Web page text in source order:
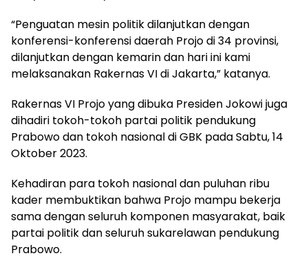
“Penguatan mesin politik dilanjutkan dengan
konferensi-konferensi daerah Projo di 34 provinsi,
dilanjutkan dengan kemarin dan hari ini kami
melaksanakan Rakernas VI di Jakarta,” katanya.
Rakernas VI Projo yang dibuka Presiden Jokowi juga
dihadiri tokoh-tokoh partai politik pendukung
Prabowo dan tokoh nasional di GBK pada Sabtu, 14
Oktober 2023.
Kehadiran para tokoh nasional dan puluhan ribu
kader membuktikan bahwa Projo mampu bekerja
sama dengan seluruh komponen masyarakat, baik
partai politik dan seluruh sukarelawan pendukung
Prabowo.